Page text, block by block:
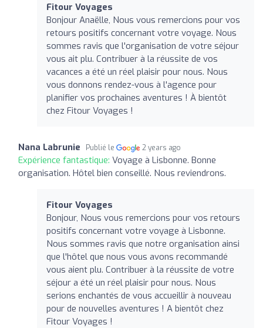
Fitour Voyages
Bonjour Anaëlle, Nous vous remercions pour vos
retours positifs concernant votre voyage. Nous
sommes ravis que l'organisation de votre séjour
vous ait plu. Contribuer à la réussite de vos
vacances a été un réel plaisir pour nous. Nous
vous donnons rendez-vous à l'agence pour
planifier vos prochaines aventures ! À bientôt
chez Fitour Voyages !
Nana Labrunie Publié le 2 years ago
Expérience fantastique: Voyage à Lisbonne. Bonne
organisation. Hôtel bien conseillé. Nous reviendrons.
Fitour Voyages
Bonjour, Nous vous remercions pour vos retours
positifs concernant votre voyage à Lisbonne.
Nous sommes ravis que notre organisation ainsi
que l'hôtel que nous vous avons recommandé
vous aient plu. Contribuer à la réussite de votre
séjour a été un réel plaisir pour nous. Nous
serions enchantés de vous accueillir à nouveau
pour de nouvelles aventures ! A bientôt chez
Fitour Voyages !